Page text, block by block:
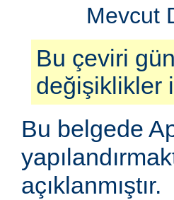
Mevcut
Bu çeviri
değişiklikler
Bu belgede
açıklanmıştır.